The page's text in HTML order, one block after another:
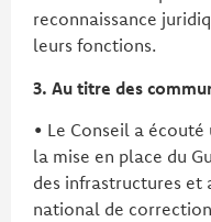
reconnaissance
leurs fonctions.
3. Au titre des
• Le Conseil a
la mise en place du
des infrastructures et
national de